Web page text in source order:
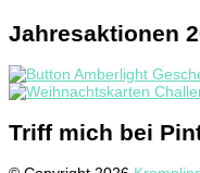
Jahresaktionen
Triff mich bei